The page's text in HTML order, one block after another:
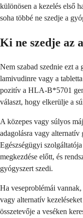
különösen a kezelés első
soha többé ne szedje a
Ki ne szedje az
Nem szabad szednie ezt a
lamivudinre vagy a
pozitív a HLA-B*5701
választ, hogy elkerülje a
A közepes vagy súlyos
adagolásra vagy alternatív
Egészségügyi
megkezdése előtt, és
gyógyszert szedi.
Ha veseproblémái
vagy alternatív
összetevője a veséken